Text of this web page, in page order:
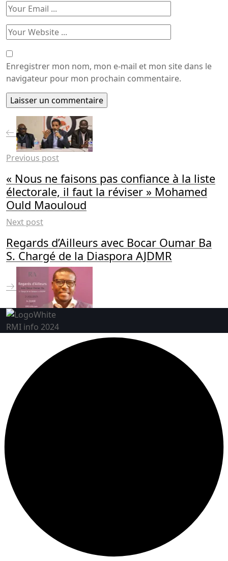
Enregistrer mon nom, mon e-mail et mon site dans le
navigateur pour mon prochain commentaire.
Previous post
« Nous ne faisons pas confiance à la liste
électorale, il faut la réviser » Mohamed
Ould Maouloud
Next post
Regards d’Ailleurs avec Bocar Oumar Ba
S. Chargé de la Diaspora AJDMR
RMI info 2024